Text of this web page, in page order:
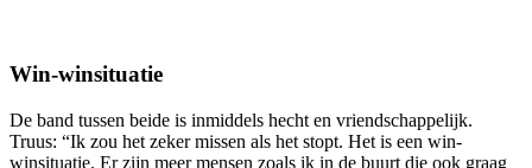
Win-winsituatie
De band tussen beide is inmiddels hecht en vriendschappelijk.
Truus: “Ik zou het zeker missen als het stopt. Het is een win-
winsituatie. Er zijn meer mensen zoals ik in de buurt die ook graag